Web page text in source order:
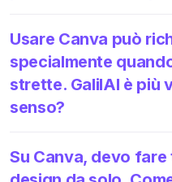
Usare Canva può
specialmente
strette. GalilAI è più
senso?
Su Canva, devo